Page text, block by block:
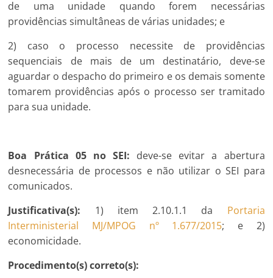
de uma unidade quando forem necessárias
providências simultâneas de várias unidades; e
2) caso o processo necessite de providências
sequenciais de mais de um destinatário, deve-se
aguardar o despacho do primeiro e os demais somente
tomarem providências após o processo ser tramitado
para sua unidade.
Boa Prática 05 no SEI: deve-se evitar a abertura
desnecessária de processos e não utilizar o SEI para
comunicados.
Justificativa(s): 1) item 2.10.1.1 da Portaria
Interministerial MJ/MPOG nº 1.677/2015; e 2)
economicidade.
Procedimento(s) correto(s):